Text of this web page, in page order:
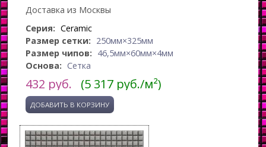
Доставка из Москвы
Серия: Ceramic
Размер сетки: 250мм×325мм
Размер чипов: 46,5мм×60мм×4мм
Основа: Сетка
432 руб. (5 317 руб./м²)